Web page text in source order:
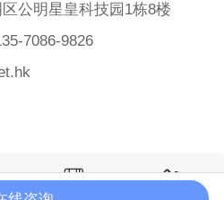
公明星皇科技园1栋8楼
7086-9826
 